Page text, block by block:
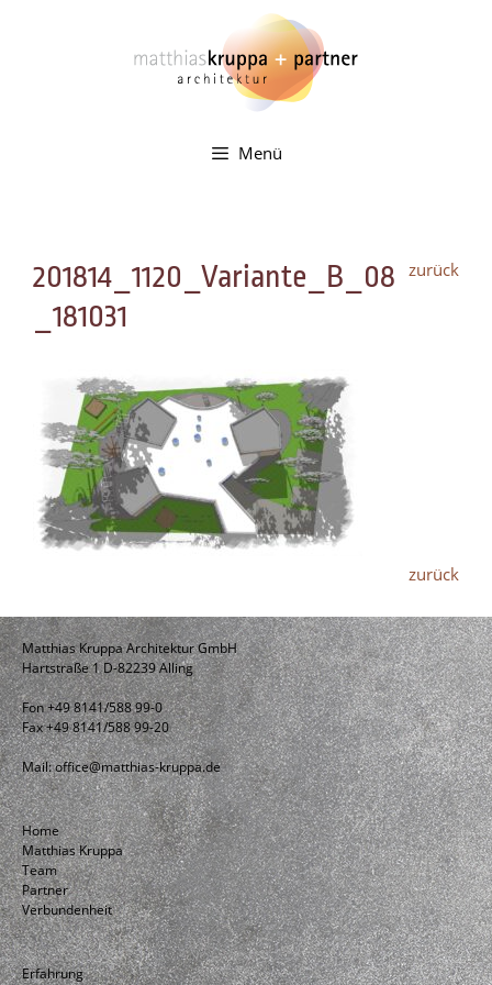
Menü
zurück
201814_1120_Variante_B_08
_181031
zurück
Matthias Kruppa Architektur GmbH
Hartstraße 1 D-82239 Alling
Fon +49 8141/588 99-0
Fax +49 8141/588 99-20
Mail:office@matthias-kruppa.de
Home
Matthias Kruppa
Team
Partner
Verbundenheit
Erfahrung